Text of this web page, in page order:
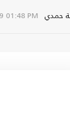
01:48 PM